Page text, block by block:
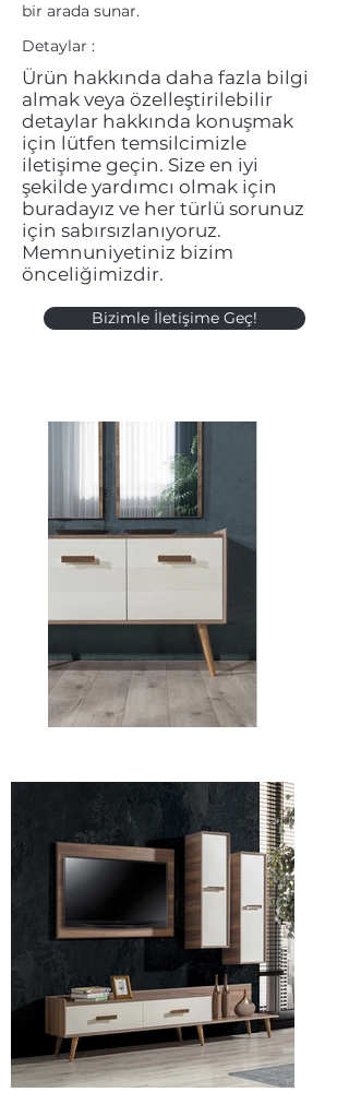
bir arada sunar.
Detaylar :
Ürün hakkında daha fazla bilgi
almak veya özelleştirilebilir
detaylar hakkında konuşmak
için lütfen temsilcimizle
iletişime geçin. Size en iyi
şekilde yardımcı olmak için
buradayız ve her türlü sorunuz
için sabırsızlanıyoruz.
Memnuniyetiniz bizim
önceliğimizdir.
Bizimle İletişime Geç!